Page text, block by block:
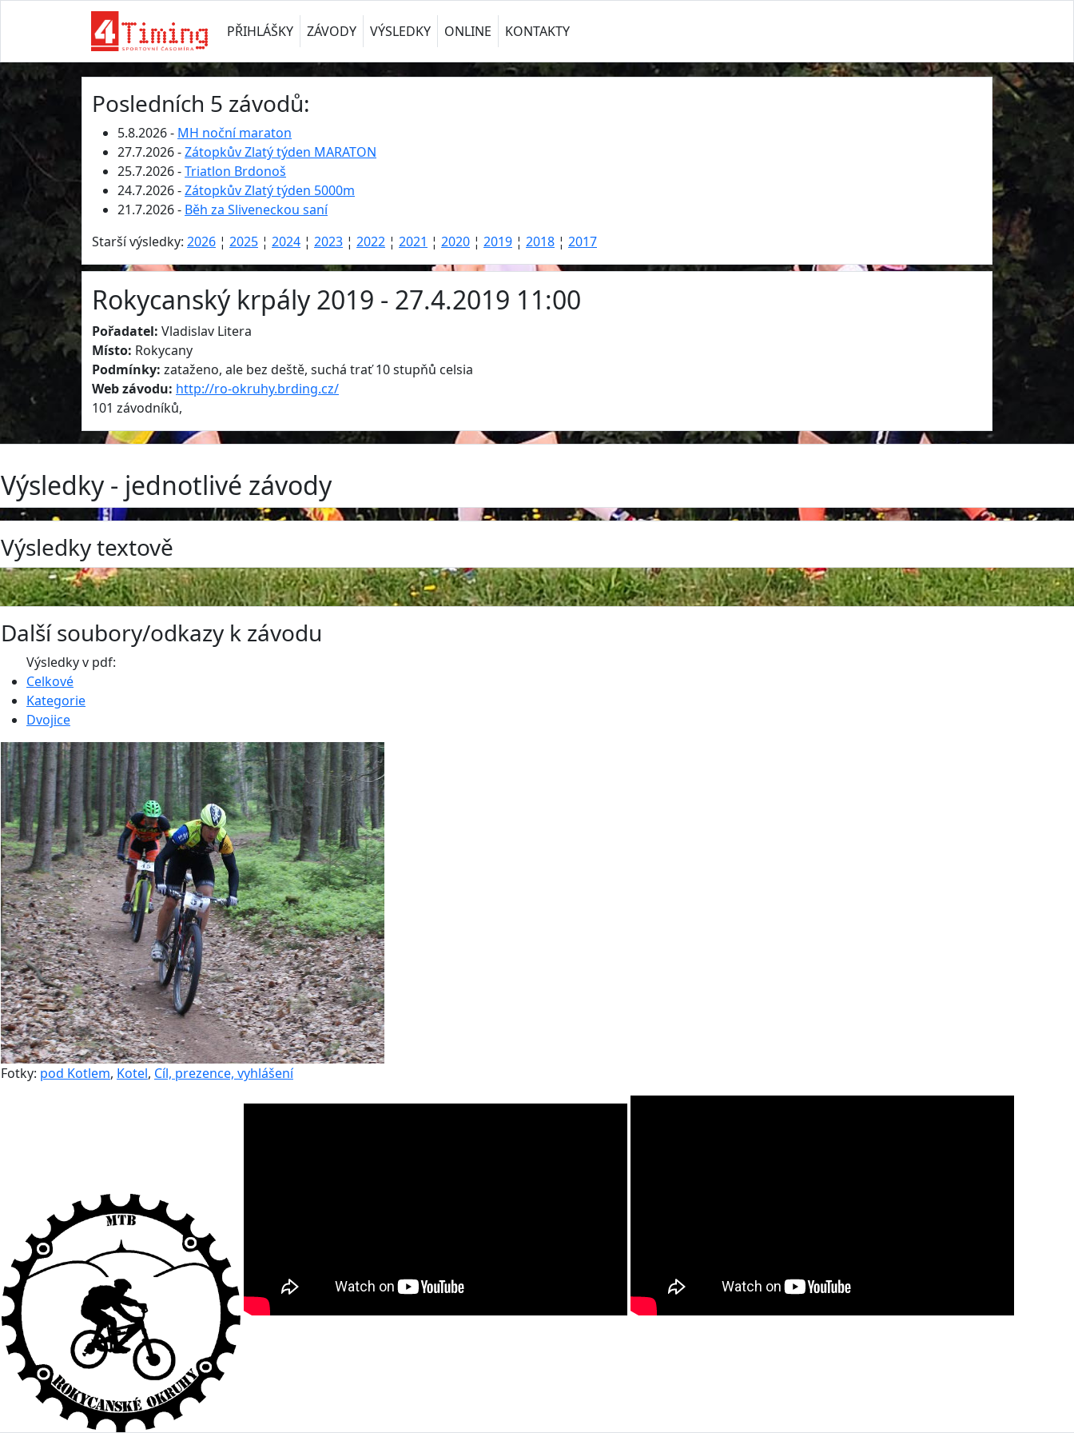
PŘIHLÁŠKY ZÁVODY VÝSLEDKY ONLINE KONTAKTY
Posledních 5 závodů:
5.8.2026 - MH noční maraton
27.7.2026 -Zátopkův Zlatý týden MARATON
25.7.2026 -Triatlon Brdonoš
24.7.2026 -Zátopkův Zlatý týden 5000m
21.7.2026 - Běh za Sliveneckou saní
Starší výsledky: 2026 ¦ 2025 ¦ 2024 ¦ 2023 ¦ 2022 ¦ 2021 ¦ 2020 ¦ 2019 ¦ 2018 ¦ 2017
Rokycanský krpály 2019 - 27.4.2019 11:00
Pořadatel: Vladislav Litera
Místo: Rokycany
Podmínky: zataženo, ale bez deště, suchá trať 10 stupňů celsia
Web závodu: http://ro-okruhy.brding.cz/
101 závodníků,
Výsledky - jednotlivé závody
Výsledky textově
Další soubory/odkazy k závodu
Výsledky v pdf:
Celkové
Kategorie
Dvojice
Fotky: pod Kotlem, Kotel, Cíl, prezence, vyhlášení